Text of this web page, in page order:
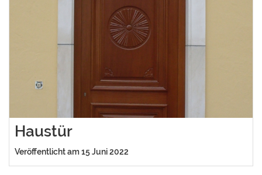
Haustür
Veröffentlicht am 15 Juni 2022